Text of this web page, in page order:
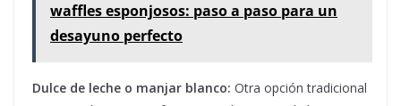
waffles esponjosos: paso a paso para un
desayuno perfecto
Dulce de leche o manjar blanco: Otra opción tradicional